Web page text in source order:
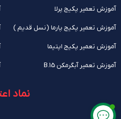
آموزش تعمیر پکیج پرلا
آموزش تعمیر پکیج پارما (نسل قدیم )
آموزش تعمیر پکیج اپتیما
آموزش تعمیر آبگرمکن B.15
نماد